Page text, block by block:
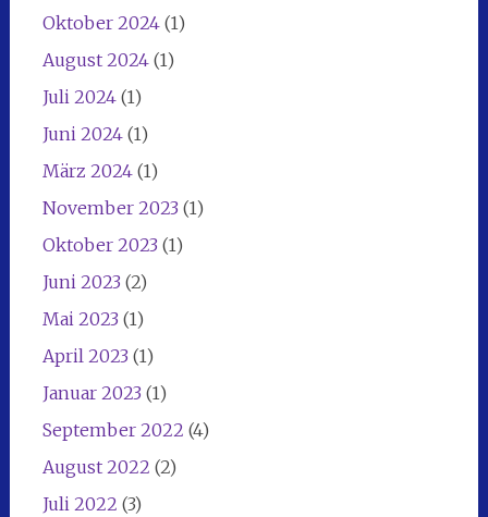
Oktober 2024(1)
August 2024(1)
Juli 2024(1)
Juni 2024(1)
März 2024(1)
November 2023 (1)
Oktober 2023 (1)
Juni 2023 (2)
Mai 2023 (1)
April 2023 (1)
Januar 2023 (1)
September 2022 (4)
August 2022 (2)
Juli 2022 (3)